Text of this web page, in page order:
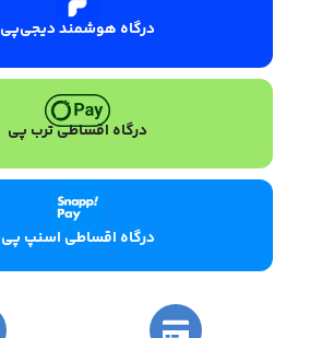
درگاه هوشمند دیجی‌پی
درگاه اقساطی ترب پی
درگاه اقساطی اسنپ پی